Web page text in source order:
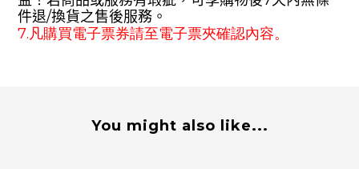
件退/換貨之售後服務。
7.凡購買電子票券請至電子票夾確認內容。
You might also like...